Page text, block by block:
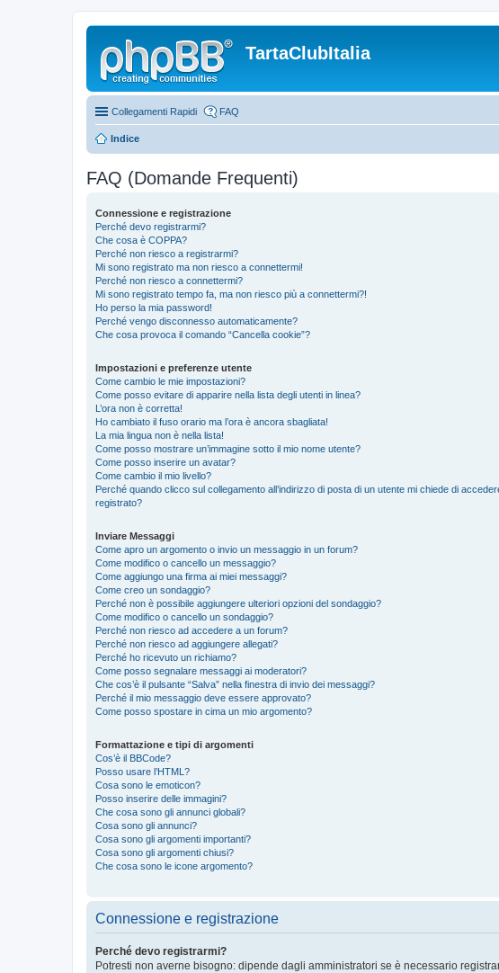
TartaClubItalia
Collegamenti Rapidi FAQ
Indice
FAQ (Domande Frequenti)
Connessione e registrazione
Perché devo registrarmi?
Che cosa è COPPA?
Perché non riesco a registrarmi?
Mi sono registrato ma non riesco a connettermi!
Perché non riesco a connettermi?
Mi sono registrato tempo fa, ma non riesco più a connettermi?!
Ho perso la mia password!
Perché vengo disconnesso automaticamente?
Che cosa provoca il comando “Cancella cookie”?
Impostazioni e preferenze utente
Come cambio le mie impostazioni?
Come posso evitare di apparire nella lista degli utenti in linea?
L’ora non è corretta!
Ho cambiato il fuso orario ma l’ora è ancora sbagliata!
La mia lingua non è nella lista!
Come posso mostrare un’immagine sotto il mio nome utente?
Come posso inserire un avatar?
Come cambio il mio livello?
Perché quando clicco sul collegamento all’indirizzo di posta di un utente mi chiede di
registrato?
Inviare Messaggi
Come apro un argomento o invio un messaggio in un forum?
Come modifico o cancello un messaggio?
Come aggiungo una firma ai miei messaggi?
Come creo un sondaggio?
Perché non è possibile aggiungere ulteriori opzioni del sondaggio?
Come modifico o cancello un sondaggio?
Perché non riesco ad accedere a un forum?
Perché non riesco ad aggiungere allegati?
Perché ho ricevuto un richiamo?
Come posso segnalare messaggi ai moderatori?
Che cos’è il pulsante “Salva” nella finestra di invio dei messaggi?
Perché il mio messaggio deve essere approvato?
Come posso spostare in cima un mio argomento?
Formattazione e tipi di argomenti
Cos’è il BBCode?
Posso usare l’HTML?
Cosa sono le emoticon?
Posso inserire delle immagini?
Che cosa sono gli annunci globali?
Cosa sono gli annunci?
Cosa sono gli argomenti importanti?
Cosa sono gli argomenti chiusi?
Che cosa sono le icone argomento?
Connessione e registrazione
Perché devo registrarmi?
Potresti non averne bisogno: dipende dagli amministratori se è necessario